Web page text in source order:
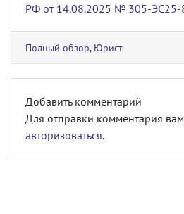
РФ от 14.08.2025 № 305-ЭС25-
Полный обзор, Юрист
Добавить комментарий
Для отправки комментария
авторизоваться.